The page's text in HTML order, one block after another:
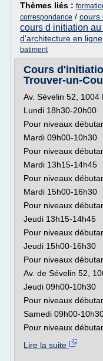
Thèmes liés :
correspondance / cours
cours d initiation
d'architecture en ligne
batiment
Cours
Trouver-un-
Av. Sévelin 52, 1004
Lundi 18h30-20h00
Pour niveaux
Mardi 09h00-10h30
Pour niveaux
Mardi 13h15-14h45
Pour niveaux
Mardi 15h00-16h30
Pour niveaux
Jeudi 13h15-14h45
Pour niveaux
Jeudi 15h00-16h30
Pour niveaux
Av. de Sévelin 52,
Jeudi 09h00-10h30
Pour niveaux
Samedi 09h00-
Pour niveaux
Lire la suite